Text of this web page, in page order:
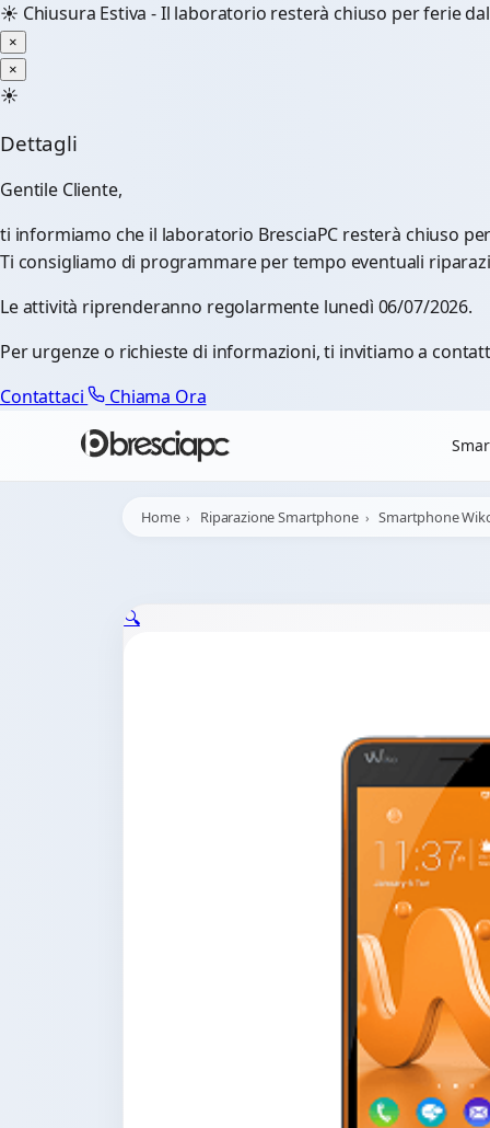
☀️ Chiusura Estiva - Il laboratorio resterà chiuso per ferie
×
×
☀️
Dettagli
Gentile Cliente,
ti informiamo che il laboratorio BresciaPC resterà chiuso
Ti consigliamo di programmare per tempo eventuali
Le attività riprenderanno regolarmente lunedì 06/07/2026.
Per urgenze o richieste di informazioni, ti invitiamo a
Contattaci
Chiama Ora
Home Riparazione Smartphone Smartphone
🔍